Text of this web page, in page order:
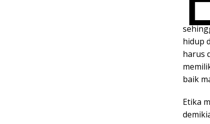
hidup
harus
baik
Etika